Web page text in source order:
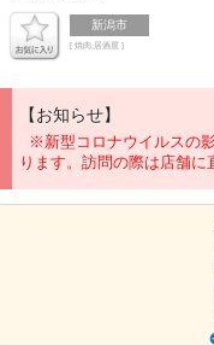
新潟市
[ 焼肉,居酒屋 ]
【お知らせ】
※新型コロナウイルスの
ります。訪問の際は店舗に